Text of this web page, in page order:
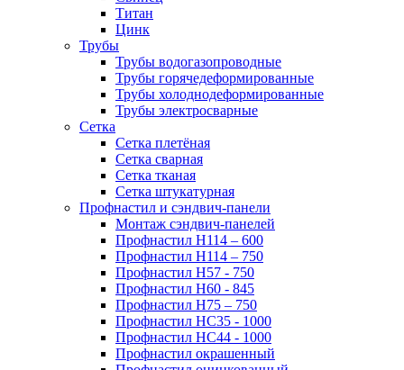
Титан
Цинк
Трубы
Трубы водогазопроводные
Трубы горячедеформированные
Трубы холоднодеформированные
Трубы электросварные
Сетка
Сетка плетёная
Сетка сварная
Сетка тканая
Сетка штукатурная
Профнастил и сэндвич-панели
Монтаж сэндвич-панелей
Профнастил Н114 – 600
Профнастил Н114 – 750
Профнастил Н57 - 750
Профнастил Н60 - 845
Профнастил Н75 – 750
Профнастил НС35 - 1000
Профнастил НС44 - 1000
Профнастил окрашенный